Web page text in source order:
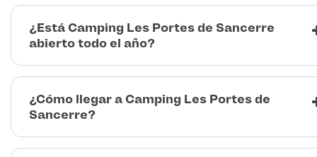
¿Está Camping Les Portes de Sancerre
abierto todo el año?
¿Cómo llegar a Camping Les Portes de
Sancerre?